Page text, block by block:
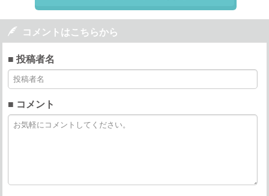
 コメントはこちらから
■ 投稿者名
■ コメント